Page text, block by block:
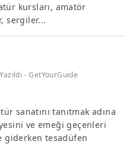
kursları, amatör
sergiler...
- GetYourGuide
sanatını tanıtmak adına
ve emeği geçenleri
giderken tesadüfen